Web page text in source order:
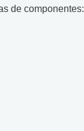
de componentes: